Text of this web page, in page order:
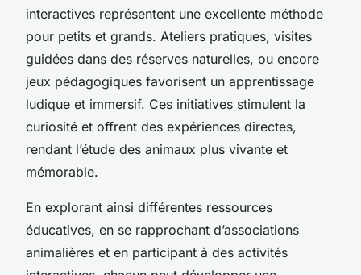
interactives représentent une excellente méthode
pour petits et grands. Ateliers pratiques, visites
guidées dans des réserves naturelles, ou encore
jeux pédagogiques favorisent un apprentissage
ludique et immersif. Ces initiatives stimulent la
curiosité et offrent des expériences directes,
rendant l’étude des animaux plus vivante et
mémorable.
En explorant ainsi différentes ressources
éducatives, en se rapprochant d’associations
animalières et en participant à des activités